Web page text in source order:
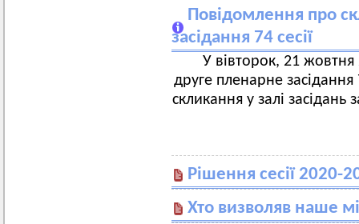
Повідомлення про
засідання 74 сесії
У вівторок, 21 жовтня
друге пленарне засідання
скликання у залі
Рішення сесії 2020-
Хто визволяв наше